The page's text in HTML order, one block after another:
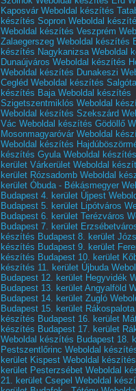
Kaposvár Weboldal készítés
készítés Sopron Weboldal
Weboldal készítés Veszprém
Zalaegerszeg Weboldal készítés
készítés Nagykanizsa Weboldal
Dunaújváros Weboldal készítés
Weboldal készítés Dunakeszi
Cegléd Weboldal készítés
készítés Baja Weboldal készítés
Szigetszentmiklós Weboldal
Weboldal készítés Szekszárd
Vác Weboldal készítés Gödöllő
Mosonmagyaróvár Weboldal
Weboldal készítés
készítés Gyula Weboldal
kerület Várkerület Weboldal
kerület Rózsadomb Weboldal
kerület Óbuda - Békásmegyer
Budapest 4. kerület Újpest
Budapest 5. kerület Lipótváros
Budapest 6. kerület Terézváros
Budapest 7. kerület
készítés Budapest 8. kerület
készítés Budapest 9. kerület
készítés Budapest 10. kerület
készítés 11. kerület Újbuda
Budapest 12. kerület Hegyvidék
Budapest 13. kerület Angyalföld
Budapest 14. kerület Zugló
Budapest 15. kerület Rákospalota
készítés Budapest 16. kerület
készítés Budapest 17. kerület
Weboldal készítés Budapest 18.
Pestszentlőrinc Weboldal
kerület Kispest Weboldal
kerület Pesterzsébet Weboldal
21. kerület Csepel Weboldal